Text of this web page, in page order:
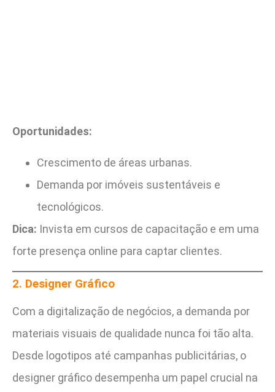
Oportunidades:
Crescimento de áreas urbanas.
Demanda por imóveis sustentáveis e
tecnológicos.
Dica: Invista em cursos de capacitação e em uma
forte presença online para captar clientes.
2. Designer Gráfico
Com a digitalização de negócios, a demanda por
materiais visuais de qualidade nunca foi tão alta.
Desde logotipos até campanhas publicitárias, o
designer gráfico desempenha um papel crucial na